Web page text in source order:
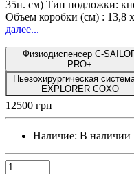
35н. см) Тип подложки:
Объем коробки (см) : 13,8
далее...
Физиодиспенсер C-
PRO+
Пьезохирургическая
EXPLORER COXO
12500 грн
Наличие: В наличии